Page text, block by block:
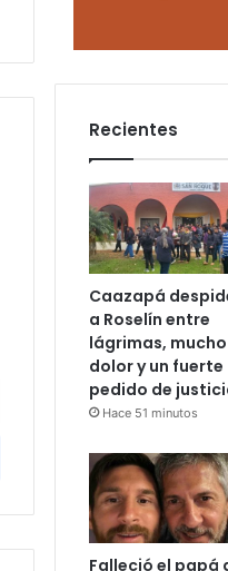
Recientes
Caazapá
a Roselín entre
lágrimas, mucho
dolor y un fuerte
pedido de
Hace 51 minutos
Falleció el papá